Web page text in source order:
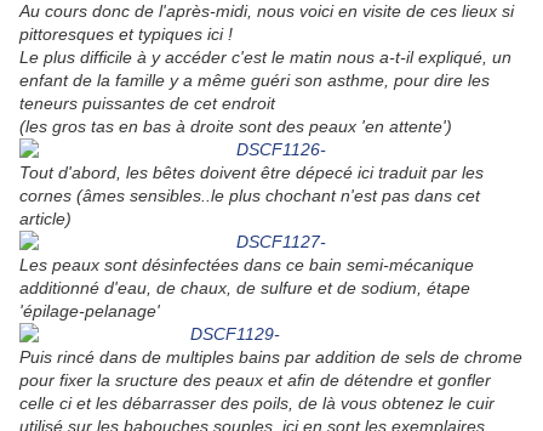
Au cours donc de l'après-midi, nous voici en visite de ces lieux si
pittoresques et typiques ici !
Le plus difficile à y accéder c'est le matin nous a-t-il expliqué, un
enfant de la famille y a même guéri son asthme, pour dire les
teneurs puissantes de cet endroit
(les gros tas en bas à droite sont des peaux 'en attente')
Tout d'abord, les bêtes doivent être dépecé ici traduit par les
cornes (âmes sensibles..le plus chochant n'est pas dans cet
article)
Les peaux sont désinfectées dans ce bain semi-mécanique
additionné d'eau, de chaux, de sulfure et de sodium, étape
'épilage-pelanage'
Puis rincé dans de multiples bains par addition de sels de chrome
pour fixer la sructure des peaux etafin de détendre et gonfler
celle ci et les débarrasser des poils, de là vous obtenez le cuir
utilisé sur les babouches souples, ici en sont les exemplaires